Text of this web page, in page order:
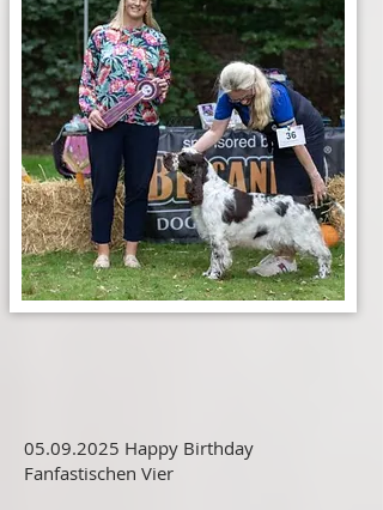
05.09.2025 Happy Birthday
Fanfastischen Vier